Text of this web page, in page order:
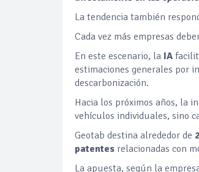
La tendencia también
Cada vez más empresas
En este escenario, la IA
estimaciones generales por
descarbonización.
Hacia los próximos años, la
vehículos individuales, sino
Geotab destina alrededor de
patentes relacionadas con
La apuesta, según la